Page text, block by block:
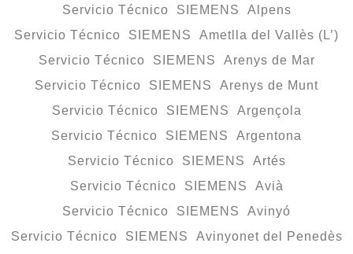
Servicio Técnico SIEMENS Alpens
Servicio Técnico SIEMENS Ametlla del Vallès (L’)
Servicio Técnico SIEMENS Arenys de Mar
Servicio Técnico SIEMENS Arenys de Munt
Servicio Técnico SIEMENS Argençola
Servicio Técnico SIEMENS Argentona
Servicio Técnico SIEMENS Artés
Servicio Técnico SIEMENS Avià
Servicio Técnico SIEMENS Avinyó
Servicio Técnico SIEMENS Avinyonet del Penedès